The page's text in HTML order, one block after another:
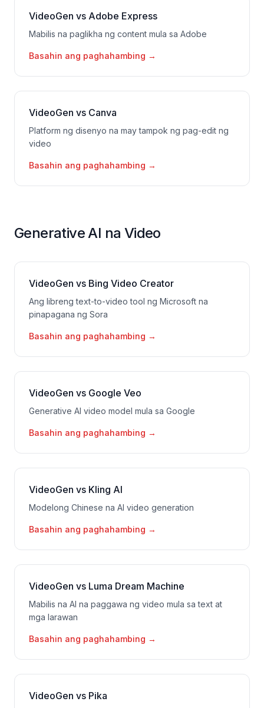
VideoGen vs Adobe Express
Mabilis na paglikha ng content mula sa Adobe
Basahin ang paghahambing →
VideoGen vs Canva
Platform ng disenyo na may tampok ng pag-edit ng
video
Basahin ang paghahambing →
Generative AI na Video
VideoGen vs Bing Video Creator
Ang libreng text-to-video tool ng Microsoft na
pinapagana ng Sora
Basahin ang paghahambing →
VideoGen vs Google Veo
Generative AI video model mula sa Google
Basahin ang paghahambing →
VideoGen vs Kling AI
Modelong Chinese na AI video generation
Basahin ang paghahambing →
VideoGen vs Luma Dream Machine
Mabilis na AI na paggawa ng video mula sa text at
mga larawan
Basahin ang paghahambing →
VideoGen vs Pika